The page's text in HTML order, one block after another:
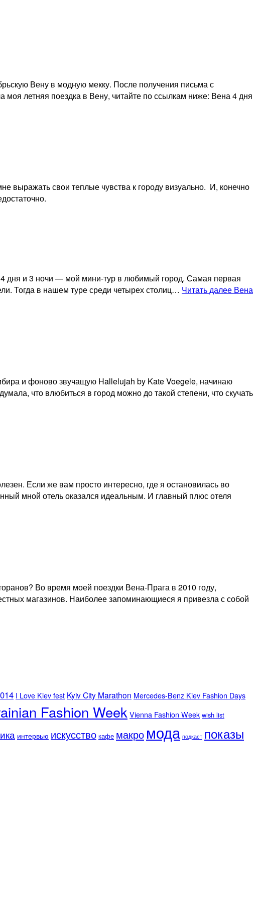
Вену в модную мекку. После получения письма с
летняя поездка в Вену, читайте по ссылкам ниже: Вена 4 дня
выражать свои теплые чувства к городу визуально. И, конечно
4 дня и 3 ночи — мой мини-тур в любимый город. Самая первая
Тогда в нашем туре среди четырех столиц… Читать далее Вена
и фоново звучащую Hallelujah by Kate Voegele, начинаю
что влюбиться в город можно до такой степени, что скучать
Если же вам просто интересно, где я остановилась во
мной отель оказался идеальным. И главный плюс отеля
Во время моей поездки Вена-Прага в 2010 году,
магазинов. Наиболее запоминающиеся я привезла с собой
I Love Kiev fest Kyiv City Marathon Mercedes-Benz Kiev Fashion Days
Fashion WeekVienna Fashion Week wish list
интервью искусство кафе макро мода подкаст показы